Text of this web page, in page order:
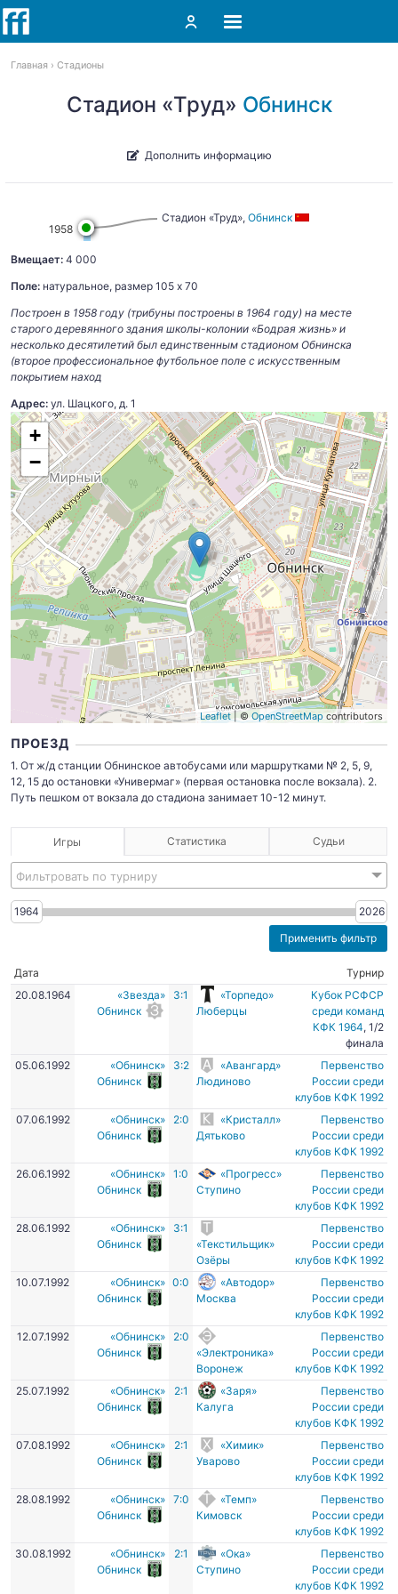
Главная Стадионы
Стадион «Труд» Обнинск
Дополнить информацию
1958
Стадион «Труд», Обнинск
Вмещает: 4 000
Поле: натуральное, размер 105 х 70
Построен в 1958 году (трибуны построены в 1964 году) на месте
старого деревянного здания школы-колонии «Бодрая жизнь» и
несколько десятилетий был единственным стадионом Обнинска
(второе профессиональное футбольное поле с искусственным
покрытием наход
Адрес: ул. Шацкого, д. 1
+
−
Leaflet| © OpenStreetMapcontributors
ПРОЕЗД
1. От ж/д станции Обнинское автобусами или маршрутками № 2, 5, 9,
12, 15 до остановки «Универмаг» (первая остановка после вокзала). 2.
Путь пешком от вокзала до стадиона занимает 10-12 минут.
Игры Статистика Судьи
Фильтровать по турниру
1964 2026
Дата
Турнир
20.08.1964
«Звезда»
Обнинск
3:1
«Торпедо»
Люберцы
Кубок РСФСР
среди команд
КФК 1964, 1/2
финала
05.06.1992
«Обнинск»
Обнинск
3:2
«Авангард»
Людиново
Первенство
России среди
клубов КФК 1992
07.06.1992
«Обнинск»
Обнинск
2:0
«Кристалл»
Дятьково
Первенство
России среди
клубов КФК 1992
26.06.1992
«Обнинск»
Обнинск
1:0
«Прогресс»
Ступино
Первенство
России среди
клубов КФК 1992
28.06.1992
«Обнинск»
Обнинск
3:1
«Текстильщик»
Озёры
Первенство
России среди
клубов КФК 1992
10.07.1992
«Обнинск»
Обнинск
0:0
«Автодор»
Москва
Первенство
России среди
клубов КФК 1992
12.07.1992
«Обнинск»
Обнинск
2:0
«Электроника»
Воронеж
Первенство
России среди
клубов КФК 1992
25.07.1992
«Обнинск»
Обнинск
2:1
«Заря»
Калуга
Первенство
России среди
клубов КФК 1992
07.08.1992
«Обнинск»
Обнинск
2:1
«Химик»
Уварово
Первенство
России среди
клубов КФК 1992
28.08.1992
«Обнинск»
Обнинск
7:0
«Темп»
Кимовск
Первенство
России среди
клубов КФК 1992
30.08.1992
«Обнинск»
Обнинск
2:1
«Ока»
Ступино
Первенство
России среди
клубов КФК 1992